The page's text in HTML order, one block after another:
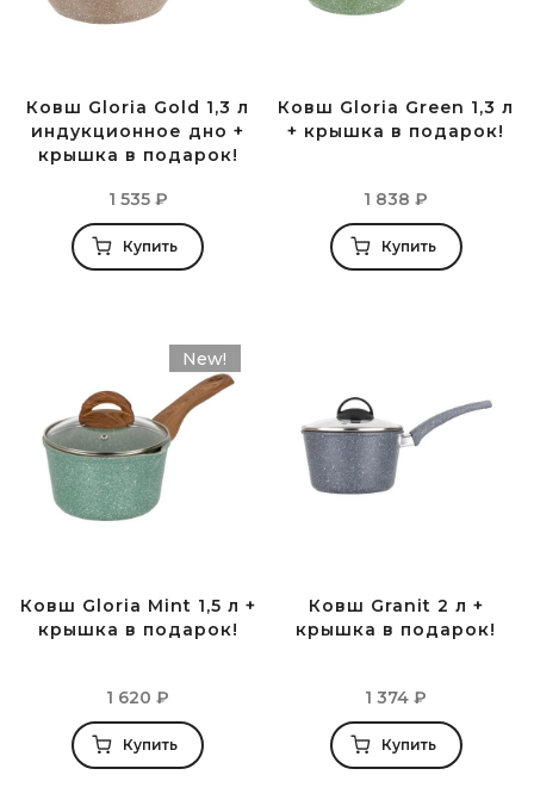
Ковш Gloria Gold 1,3 л
индукционное дно +
крышка в подарок!
1 535 ₽
Купить
Ковш Gloria Green 1,3 л
+ крышка в подарок!
1 838₽
Купить
New!
Ковш Gloria Mint 1,5 л +
крышка в подарок!
1 620₽
Купить
Ковш Granit 2 л +
крышка в подарок!
1 374₽
Купить